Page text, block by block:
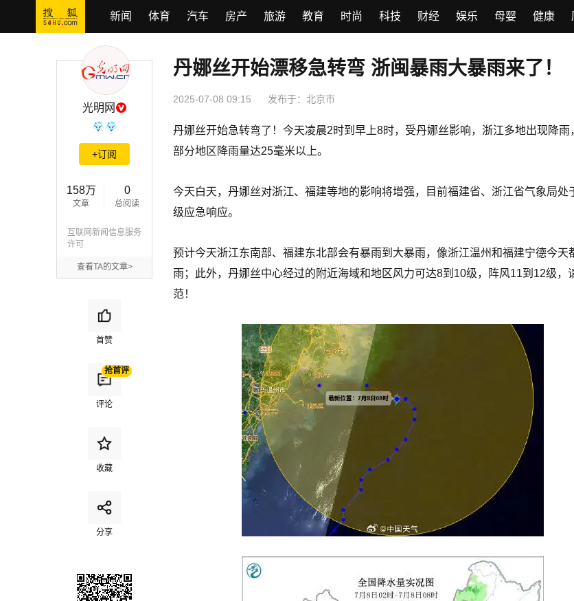
新闻 体育 汽车 房产 旅游 教育 时尚 科技 财经 娱乐 母婴 健康
丹娜丝开始漂移急转弯 浙闽暴雨大暴雨来了！
光明网
+订阅
158万
文章
0
总阅读
互联网新闻信息服务
许可
查看TA的文章>
首赞
抢首评
评论
收藏
分享
丹娜丝开始漂移急转弯 浙闽暴雨大暴雨来了！
2025-07-08 09:15 发布于： 北京市
丹娜丝开始急转弯了！今天凌晨2时到早上8时，受丹娜丝影响，浙江多地出现降雨
部分地区降雨量达25毫米以上。
今天白天，丹娜丝对浙江、福建等地的影响将增强，目前福建省、浙江省气象局处
级应急响应。
预计今天浙江东南部、福建东北部会有暴雨到大暴雨，像浙江温州和福建宁德今天
雨；此外，丹娜丝中心经过的附近海域和地区风力可达8到10级，阵风11到12级，
范！
八月七日：5年3.89亿！
有望签下顶薪合同